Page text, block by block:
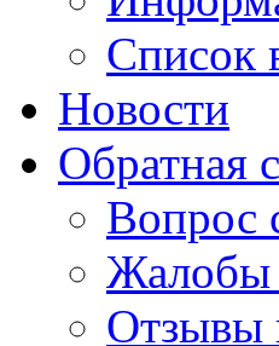
Список
Новости
Обратная
Вопрос
Жалобы
Отзывы